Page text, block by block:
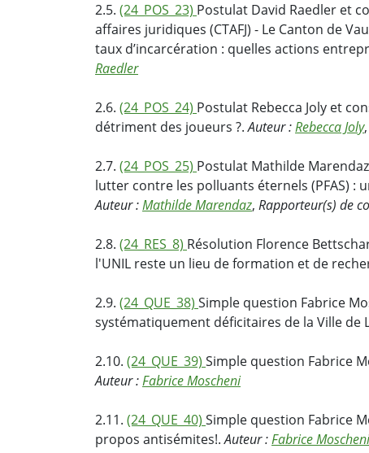
2.5. (24_POS_23) Postulat David Raedler et
affaires juridiques (CTAFJ) - Le Canton de
taux d’incarcération : quelles actions
Raedler
2.6. (24_POS_24) Postulat Rebecca Joly et
détriment des joueurs ?.Auteur :Rebecca Joly,
2.7. (24_POS_25) Postulat Mathilde
lutter contre les polluants éternels (PFAS) :
Auteur :Mathilde Marendaz, Rapporteur(s) de
2.8. (24_RES_8) Résolution Florence
l'UNIL reste un lieu de formation et de
2.9. (24_QUE_38) Simple question Fabrice
systématiquement déficitaires de la Ville de
2.10. (24_QUE_39) Simple question Fabrice
Auteur :Fabrice Moscheni
2.11. (24_QUE_40) Simple question Fabrice
propos antisémites!.Auteur :Fabrice Moscheni